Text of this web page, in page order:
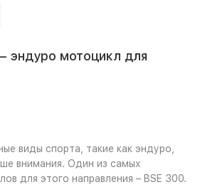
эндуро мотоцикл для
виды спорта, такие как эндуро,
внимания. Один из самых
для этого направления – BSE 300.